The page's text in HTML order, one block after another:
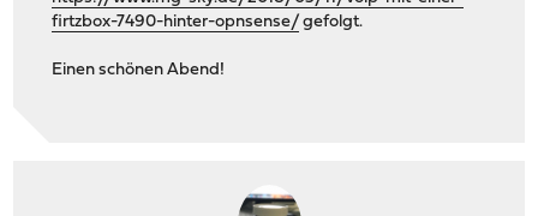
firtzbox-7490-hinter-opnsense/ gefolgt.
Einen schönen Abend!